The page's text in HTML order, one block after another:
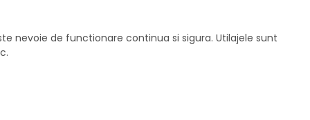
nevoie de functionare continua si sigura. Utilajele sunt